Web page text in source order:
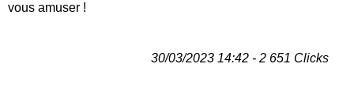
vous amuser !
30/03/2023 14:42 - 2 651 Clicks